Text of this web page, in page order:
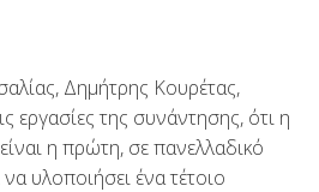
Δημήτρης Κουρέτας,
εργασίες της συνάντησης, ότι η
η πρώτη, σε πανελλαδικό
υλοποιήσει ένα τέτοιο